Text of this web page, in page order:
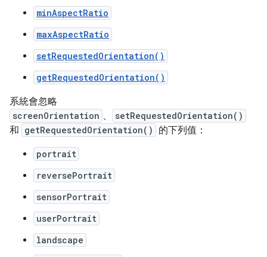
minAspectRatio
maxAspectRatio
setRequestedOrientation()
getRequestedOrientation()
系統會忽略
screenOrientation 、 setRequestedOrientation()
和 getRequestedOrientation() 的下列值：
portrait
reversePortrait
sensorPortrait
userPortrait
landscape